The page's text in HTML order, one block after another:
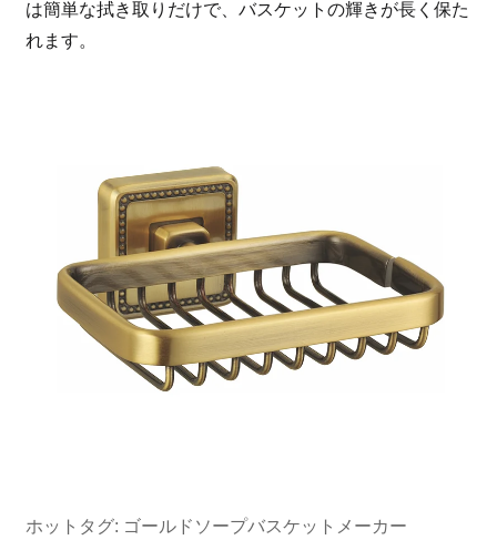
は簡単な拭き取りだけで、バスケットの輝きが長く保た
れます。
ホットタグ: ゴールドソープバスケットメーカー